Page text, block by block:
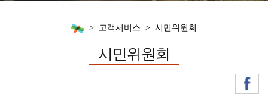
고객서비스 시민위원회
시민위원회